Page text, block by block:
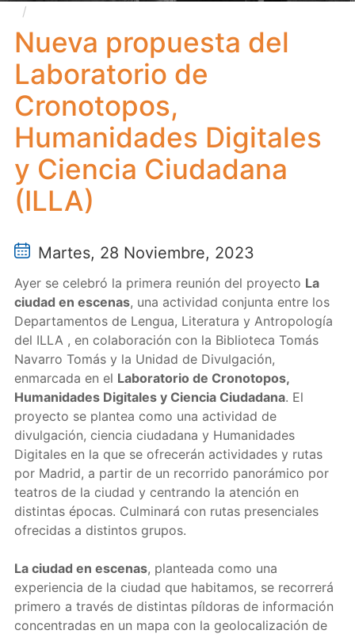
Humanidades Digitales y Ciencia Ciudadana (ILLA)
Nueva propuesta del
Laboratorio de
Cronotopos,
Humanidades Digitales
y Ciencia Ciudadana
(ILLA)
Martes, 28 Noviembre, 2023
Ayer se celebró la primera reunión del proyecto La
ciudad en escenas, una actividad conjunta entre los
Departamentos de Lengua, Literatura y Antropología
del ILLA , en colaboración con la Biblioteca Tomás
Navarro Tomás y la Unidad de Divulgación,
enmarcada en el Laboratorio de Cronotopos,
Humanidades Digitales y Ciencia Ciudadana. El
proyecto se plantea como una actividad de
divulgación, ciencia ciudadana y Humanidades
Digitales en la que se ofrecerán actividades y rutas
por Madrid, a partir de un recorrido panorámico por
teatros de la ciudad y centrando la atención en
distintas épocas. Culminará con rutas presenciales
ofrecidas a distintos grupos.
La ciudad en escenas, planteada como una
experiencia de la ciudad que habitamos, se recorrerá
primero a través de distintas píldoras de información
concentradas en un mapa con la geolocalización de